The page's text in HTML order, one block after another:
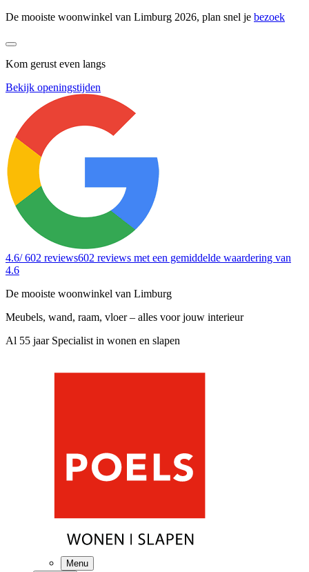
De mooiste woonwinkel van Limburg 2026, plan snel je bezoek
Kom gerust even langs
Bekijk openingstijden
4.6/ 602 reviews602 reviews met een gemiddelde waardering van
4.6
De mooiste woonwinkel van Limburg
Meubels, wand, raam, vloer – alles voor jouw interieur
Al 55 jaar Specialist in wonen en slapen
Menu